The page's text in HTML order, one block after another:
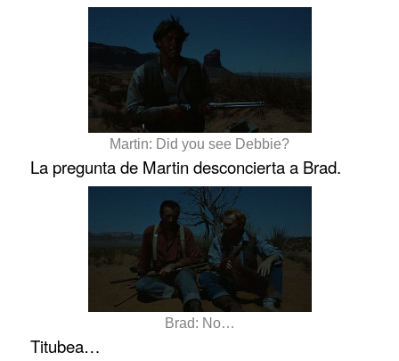
Martin: Did you see Debbie?
La pregunta de Martin desconcierta a Brad.
Brad: No…
Titubea…